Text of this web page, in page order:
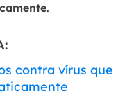
.
contra vírus que